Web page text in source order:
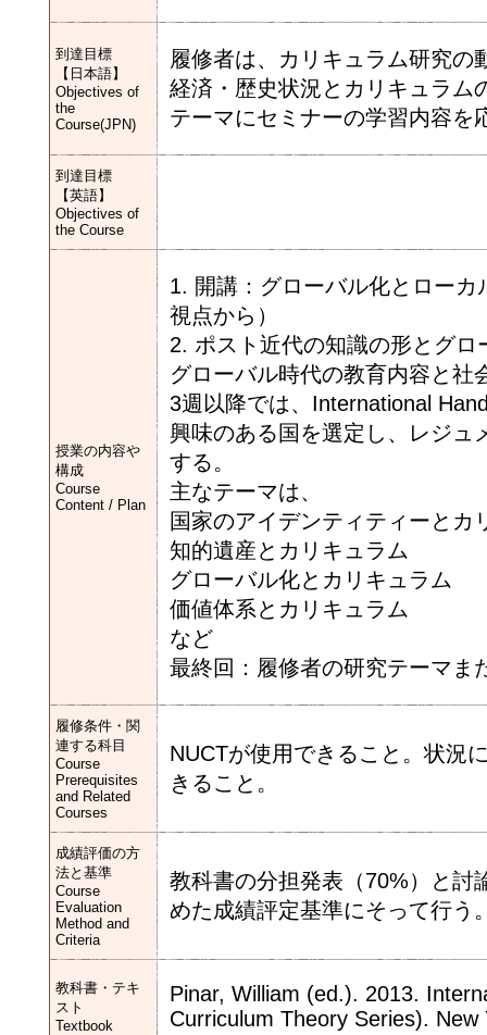
到達目標
【日本語】
Objectives of
the
Course(JPN)
履修者は、カリキュラム研究の
経済・歴史状況とカリキュラム
テーマにセミナーの学習内容を
到達目標
【英語】
Objectives of
the Course
授業の内容や
構成
Course
Content / Plan
1. 開講：グローバル化とロー
視点から）
2. ポスト近代の知識の形とグ
グローバル時代の教育内容と社
3週以降では、International
興味のある国を選定し、レジュ
する。
主なテーマは、
国家のアイデンティティーとカ
知的遺産とカリキュラム
グローバル化とカリキュラム
価値体系とカリキュラム
など
最終回：履修者の研究テーマま
履修条件・関
連する科目
Course
Prerequisites
and Related
Courses
NUCTが使用できること。状況
きること。
成績評価の方
法と基準
Course
Evaluation
Method and
Criteria
教科書の分担発表（70%）と討
めた成績評定基準にそって行う
教科書・テキ
スト
Textbook
Pinar, William (ed.). 2013.
Curriculum Theory Series). New